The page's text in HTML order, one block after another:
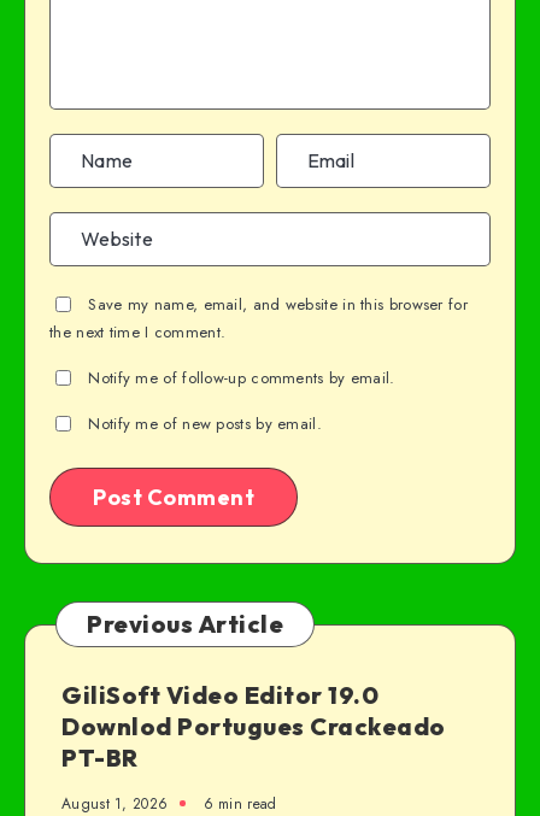
Save my name, email, and website in this browser for
the next time I comment.
Notify me of follow-up comments by email.
Notify me of new posts by email.
Previous Article
GiliSoft Video Editor 19.0
Downlod Portugues Crackeado
PT-BR
August 1, 2026 6 min read